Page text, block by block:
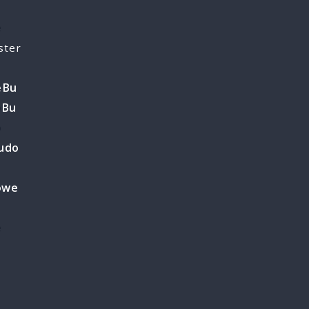
Bu
Bu